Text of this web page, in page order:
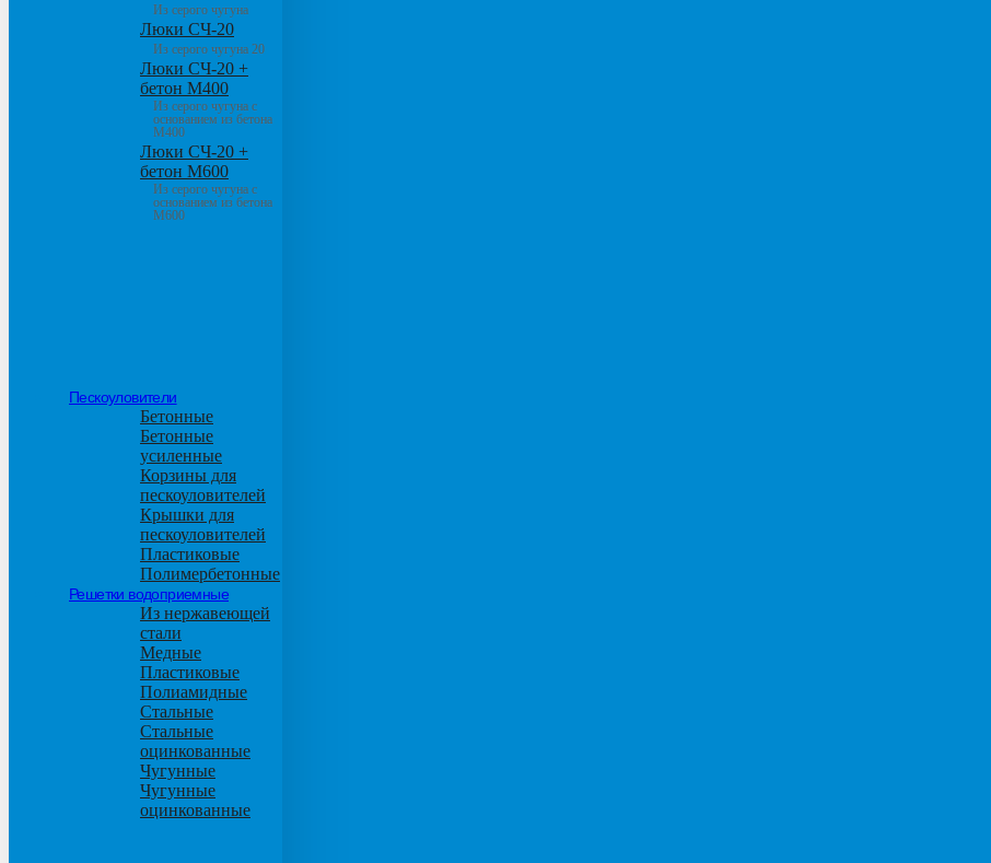
Из серого чугуна
Люки СЧ-20
Из серого чугуна 20
Люки СЧ-20 +
бетон М400
Из серого чугуна с
основанием из бетона
М400
Люки СЧ-20 +
бетон М600
Из серого чугуна с
основанием из бетона
М600
Пескоуловители
Бетонные
Бетонные
усиленные
Корзины для
пескоуловителей
Крышки для
пескоуловителей
Пластиковые
Полимербетонные
Решетки водоприемные
Из нержавеющей
стали
Медные
Пластиковые
Полиамидные
Стальные
Стальные
оцинкованные
Чугунные
Чугунные
оцинкованные